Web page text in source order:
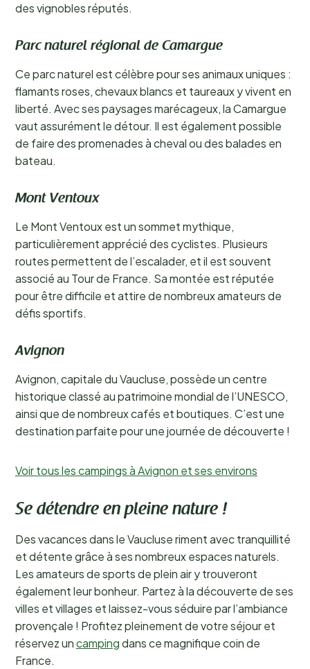
des vignobles réputés.
Parc naturel régional de Camargue
Ce parc naturel est célèbre pour ses animaux uniques :
flamants roses, chevaux blancs et taureaux y vivent en
liberté. Avec ses paysages marécageux, la Camargue
vaut assurément le détour. Il est également possible
de faire des promenades à cheval ou des balades en
bateau.
Mont Ventoux
Le Mont Ventoux est un sommet mythique,
particulièrement apprécié des cyclistes. Plusieurs
routes permettent de l’escalader, et il est souvent
associé au Tour de France. Sa montée est réputée
pour être difficile et attire de nombreux amateurs de
défis sportifs.
Avignon
Avignon, capitale du Vaucluse, possède un centre
historique classé au patrimoine mondial de l’UNESCO,
ainsi que de nombreux cafés et boutiques. C’est une
destination parfaite pour une journée de découverte !
Voir tous les campings à Avignon et ses environs
Se détendre en pleine nature !
Des vacances dans le Vaucluse riment avec tranquillité
et détente grâce à ses nombreux espaces naturels.
Les amateurs de sports de plein air y trouveront
également leur bonheur. Partez à la découverte de ses
villes et villages et laissez-vous séduire par l’ambiance
provençale ! Profitez pleinement de votre séjour et
réservez uncampingdans ce magnifique coin de
France.